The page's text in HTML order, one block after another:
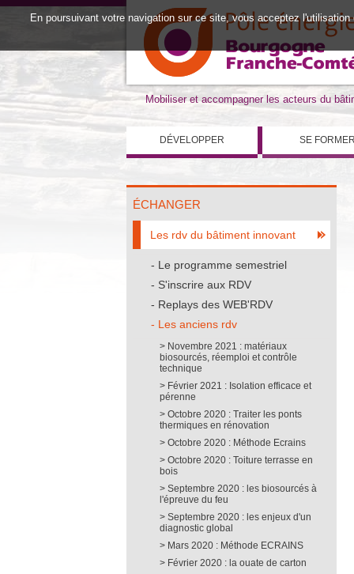
Mobiliser et accompagner les acteurs du
DÉVELOPPER SE FORMER
ÉCHANGER
Les rdv du bâtiment innovant
Le programme semestriel
S'inscrire aux RDV
Replays des WEB'RDV
Les anciens rdv
Novembre 2021 : matériaux
biosourcés, réemploi et contrôle
technique
Février 2021 : Isolation efficace et
pérenne
Octobre 2020 : Traiter les ponts
thermiques en rénovation
Octobre 2020 : Méthode Ecrains
Octobre 2020 : Toiture terrasse en
bois
Septembre 2020 : les biosourcés à
l'épreuve du feu
Septembre 2020 : les enjeux d'un
diagnostic global
Mars 2020 : Méthode ECRAINS
Février 2020 : la ouate de carton
En poursuivant votre navigation sur ce site, vous acceptez